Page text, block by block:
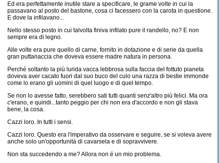
Ed era perfettamente inutile stare a specificare, le grame volte in cui la
passavano al posto del bastone, cosa ci facessero con la carota in questione.
E dove la infilavano...
Nello stesso posto in cui talvolta finiva infilato pure il randello, no? E non
sempre era di legno.
Alle volte era pure quello di carne, fornito in dotazione e di serie da quella
gran puttanaccia che doveva essere madre natura in persona.
Perché soltanto la più lurida vacca lebbrosa sulla faccia del fottuto pianeta
doveva aver cacato fuori dal suo buco del culo una razza di bestie immonde
come lo erano gli uomini di quel luogo e di quel tempo.
Se non lo avesse fatto, serebbero sati tutti quanti senz'altro più felici. Ma ora
c'erano, e quindi...tanto peggio per chi non era d'accordo e non gli stava
bene, la cosa.
Cazzi loro. In tutti i sensi.
Cazzi loro. Questo era l'imperativo da osservare e seguire, se si voleva avere
anche solo un'opportunità di cavarsela e di sopravvivere.
Non sta succedendo a me? Allora non é un mio problema.